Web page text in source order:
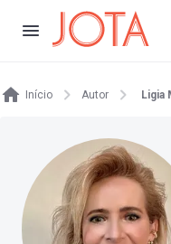
Início Autor Ligia